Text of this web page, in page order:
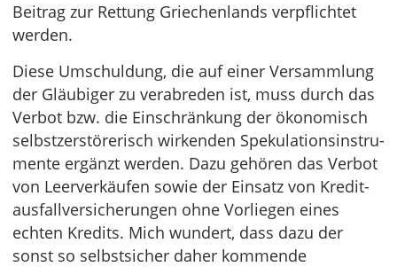
Beitrag zur Rettung Griechenlands verpflichtet
werden.
Diese Umschuldung, die auf einer Versammlung
der Gläubiger zu verabreden ist, muss durch das
Verbot bzw. die Einschränkung der ökonomisch
selbstzerstörerisch wirkenden Spekulationsinstru­
mente ergänzt werden. Dazu gehören das Verbot
von Leerverkäufen sowie der Einsatz von Kredit­
ausfallversicherungen ohne Vorliegen eines
echten Kredits. Mich wundert, dass dazu der
sonst so selbstsicher daher kommende